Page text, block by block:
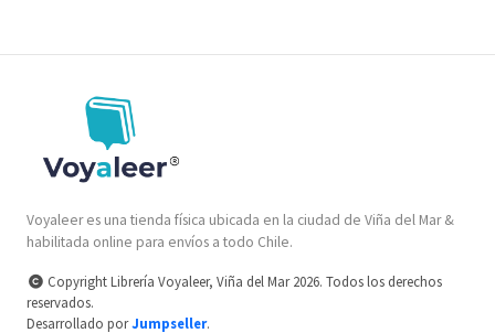
Voyaleer es una tienda física ubicada en la ciudad de Viña del Mar &
habilitada online para envíos a todo Chile.
Copyright Librería Voyaleer, Viña del Mar 2026. Todos los derechos
reservados.
Desarrollado porJumpseller.